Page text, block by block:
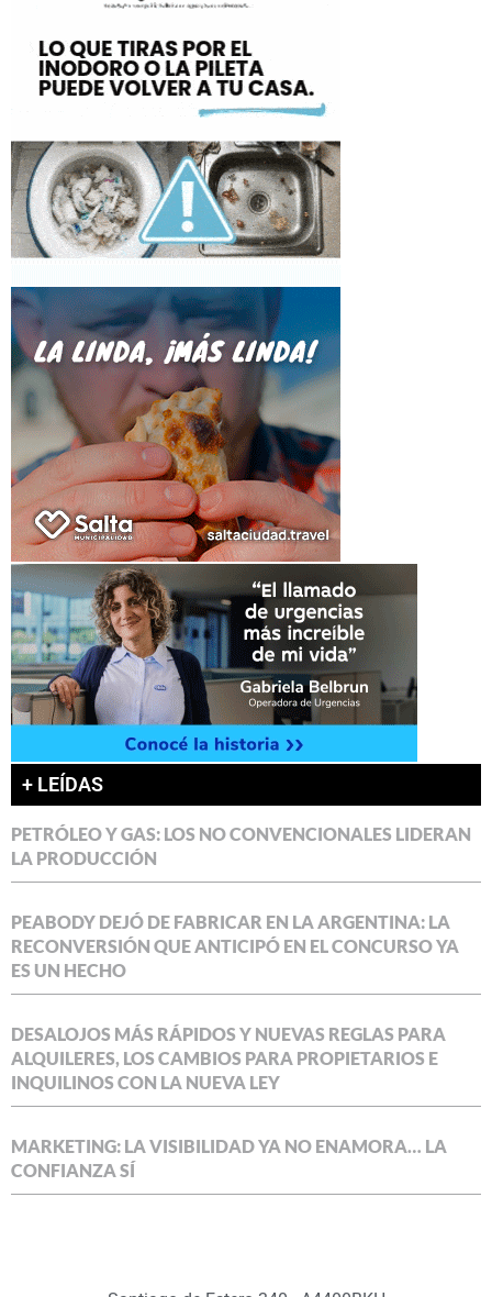
+ LEÍDAS
PETRÓLEO Y GAS: LOS NO CONVENCIONALES LIDERAN
LA PRODUCCIÓN
PEABODY DEJÓ DE FABRICAR EN LA ARGENTINA: LA
RECONVERSIÓN QUE ANTICIPÓ EN EL CONCURSO YA
ES UN HECHO
DESALOJOS MÁS RÁPIDOS Y NUEVAS REGLAS PARA
ALQUILERES, LOS CAMBIOS PARA PROPIETARIOS E
INQUILINOS CON LA NUEVA LEY
MARKETING: LA VISIBILIDAD YA NO ENAMORA… LA
CONFIANZA SÍ